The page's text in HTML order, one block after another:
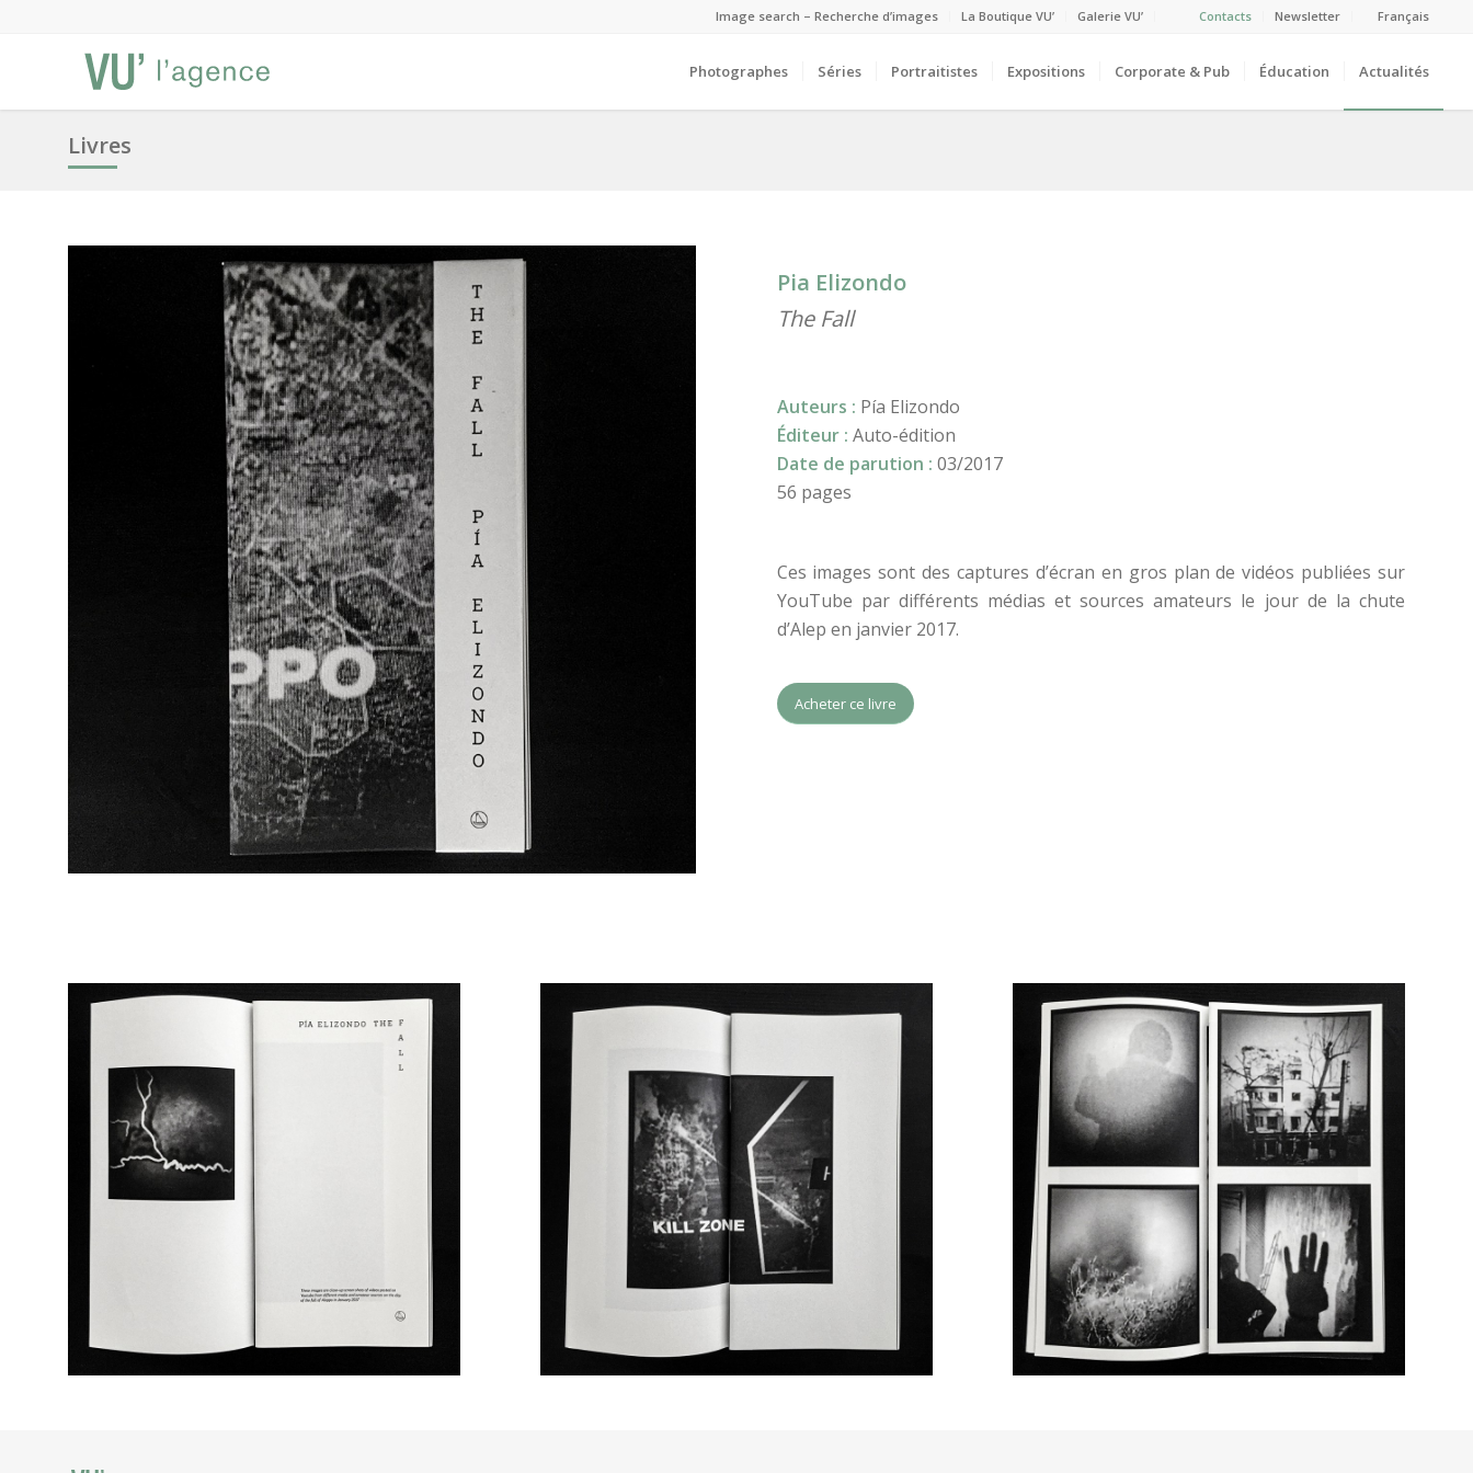
Image search – Recherche d’images La Boutique VU’ Galerie VU’ Contacts Newsletter Français
Photographes Séries Portraitistes Expositions Corporate & Pub Éducation Actualités
Livres
Pia Elizondo
The Fall
Auteurs : Pía Elizondo
Éditeur : Auto-édition
Date de parution : 03/2017
56 pages
Ces images sont des captures d’écran en gros plan de vidéos publiées sur
YouTube par différents médias et sources amateurs le jour de la chute
d’Alep en janvier 2017.
Acheter ce livre